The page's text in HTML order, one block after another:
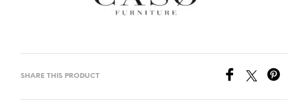
SHARE THIS PRODUCT